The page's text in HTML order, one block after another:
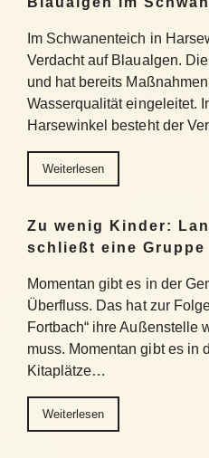
Im Schwanenteich in
Verdacht auf Blaualgen.
und hat bereits
Wasserqualität eingeleitet.
Harsewinkel besteht der
Weiterlesen
Zu wenig Kinder:
schließt eine Gruppe
Momentan gibt es in der
Überfluss. Das hat zur
Fortbach“ ihre Außenstelle
muss. Momentan gibt es in
Kitaplätze…
Weiterlesen